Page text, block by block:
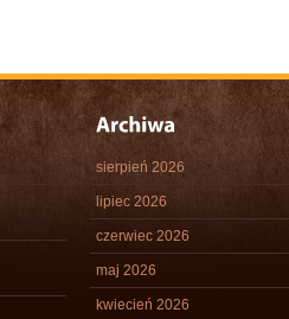
sierpień 2026
lipiec 2026
czerwiec 2026
maj 2026
kwiecień 2026